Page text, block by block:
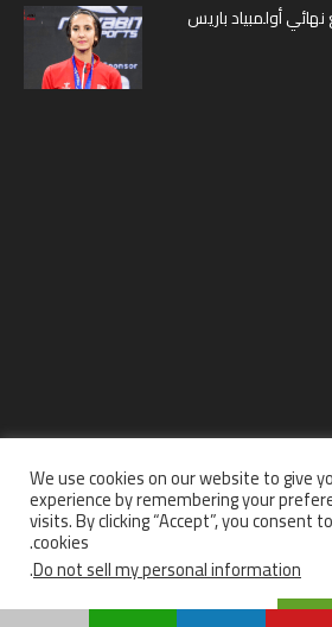
أولمبياد باريس
سياسة
من نحن ؟ سياسة الخصوصية
We use cookies on our website to give
experience by remembering your
visits. By clicking “Accept”, you consent
cookies.
Do not sell my personal information
.